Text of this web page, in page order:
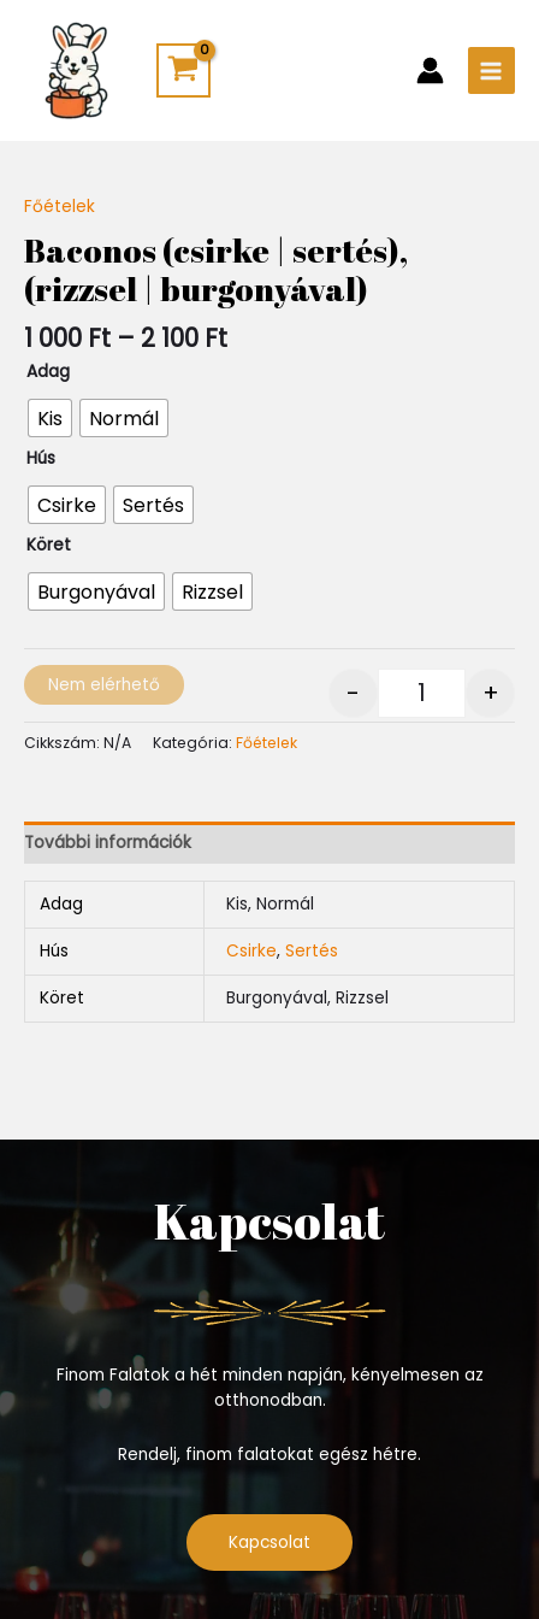
content
Főételek
Baconos (csirke | sertés),
(rizzsel | burgonyával)
1 000 Ft – 2 100 Ft
1
000 Ft
-
2
100 Ft
Adag
Kis Normál
Hús
Csirke Sertés
Köret
Burgonyával Rizzsel
- +
Nem elérhető
Cikkszám: N/A Kategória: Főételek
További információk
Adag Kis, Normál
Hús Csirke,Sertés
Köret Burgonyával, Rizzsel
Kapcsolat
Finom Falatok a hét minden napján, kényelmesen az
otthonodban.
Rendelj, finom falatokat egész hétre.
Kapcsolat